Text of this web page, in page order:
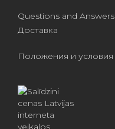
Questions and Answers
Доставка
Положения и условия